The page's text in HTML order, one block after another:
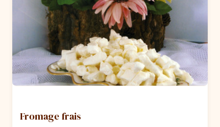
Fromage frais